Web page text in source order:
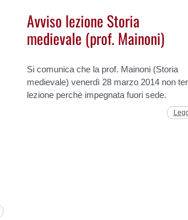
Avviso lezione Storia
medievale (prof. Mainoni)
Si comunica che la prof. Mainoni (Storia
medievale) venerdì 28 marzo 2014 non
lezione perchè impegnata fuori sede.